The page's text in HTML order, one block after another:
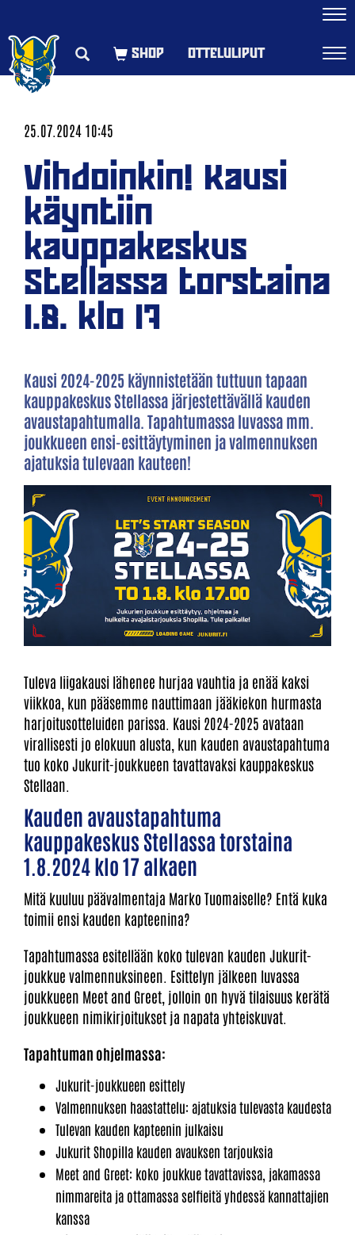
OTTELULIPUT
25.07.2024 10:45
Vihdoinkin! Kausi
käyntiin
kauppakeskus
Stellassa torstaina
1.8. klo 17
Kausi 2024-2025 käynnistetään tuttuun tapaan
kauppakeskus Stellassa järjestettävällä kauden
avaustapahtumalla. Tapahtumassa luvassa mm.
joukkueen ensi-esittäytyminen ja valmennuksen
ajatuksia tulevaan kauteen!
Tuleva liigakausi lähenee hurjaa vauhtia ja enää kaksi
viikkoa, kun pääsemme nauttimaan jääkiekon hurmasta
harjoitusotteluiden parissa. Kausi 2024-2025 avataan
virallisesti jo elokuun alusta, kun kauden avaustapahtuma
tuo koko Jukurit-joukkueen tavattavaksi kauppakeskus
Stellaan.
Kauden avaustapahtuma
kauppakeskus Stellassa torstaina
1.8.2024 klo 17 alkaen
Mitä kuuluu päävalmentaja Marko Tuomaiselle? Entä kuka
toimii ensi kauden kapteenina?
Tapahtumassa esitellään koko tulevan kauden Jukurit-
joukkue valmennuksineen. Esittelyn jälkeen luvassa
joukkueen Meet and Greet, jolloin on hyvä tilaisuus kerätä
joukkueen nimikirjoitukset ja napata yhteiskuvat.
Tapahtuman ohjelmassa:
Jukurit-joukkueen esittely
Valmennuksen haastattelu: ajatuksia tulevasta kaudesta
Tulevan kauden kapteenin julkaisu
Jukurit Shopilla kauden avauksen tarjouksia
Meet and Greet: koko joukkue tavattavissa, jakamassa
nimmareita ja ottamassa selfieitä yhdessä kannattajien
kanssa